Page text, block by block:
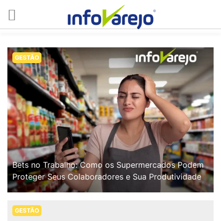
GESTÃO
Bets no Trabalho: Como os Supermercados Podem
Proteger Seus Colaboradores e Sua Produtividade
GESTÃO